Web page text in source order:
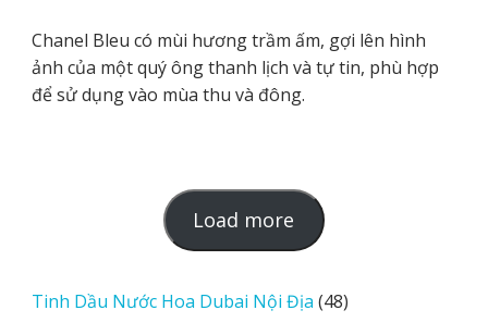
Chanel Bleu có mùi hương trầm ấm, gợi lên hình
ảnh của một quý ông thanh lịch và tự tin, phù hợp
để sử dụng vào mùa thu và đông.
Load more
o
d
Tinh Dầu Nước Hoa Dubai Nội Địa 4848